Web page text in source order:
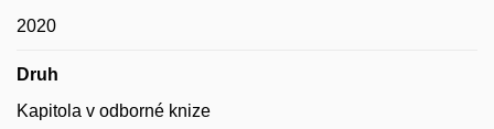
2020
Druh
Kapitola v odborné knize